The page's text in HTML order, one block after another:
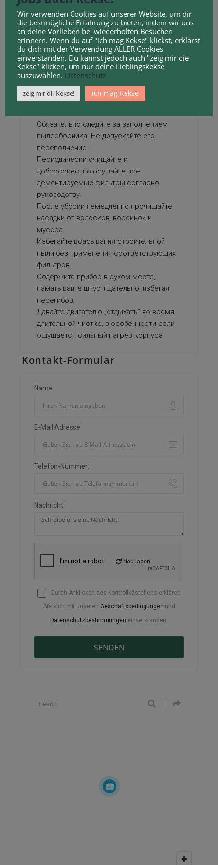
сервиснеквалифицированным
мастерам, а воспользоваться услугами
профессионального сервисного центра
сименс стиральных машин. Это самое
правильное решение для тех, кто
дорожит своей техникой и желает
функциональность без опасности
Обязательно следите за заполнением
пылесборника. Не допускайте его
переполнение.
Периодически очищайте и
добросовестно осушайте все
демонтируемые фильтры согласно
руководству.
После уборки немедленно прочищайте
насадки от волосков, ворсинок и
мусора.
Избегайте всасывания строительной
пыли без применения соответствующих
фильтров.
Содержите прибор в сухом месте,
наматывайте шнур тщательно, избегая
перегибов.
Давайте двигателю „отдыхать“ во время
длительной чистке, в особенности если
ощущается сильный нагрев корпуса.
Kontakt-Formular
Name
E-Mail Adresse:
Telefon-Nummer:
Nachricht:
Neu laden
Durch Anklicken des Kontrollkästchens erklären
Sie sich mit unseren Geschäftsbedingungen und
Datenschutzbestimmungen einverstanden.
Wir verwenden Cookies auf unserer Website, um dir
die bestmögliche Erfahrung zu bieten, indem wir uns
an deine Vorlieben bei wiederholten Besuchen
erinnern. Wenn du auf "ich mag Kekse" klickst, erklärst
du dich mit der Verwendung ALLER Cookies
einverstanden. Du kannst jedoch auch "zeig mir die
Kekse" klicken, um nur deine Lieblingskekse
auszuwählen. Datenschutz
zeig mir dir Kekse! ich mag Kekse